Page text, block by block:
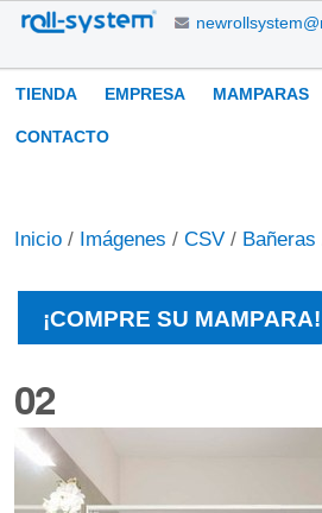
Cambiar
contenido.
Saltar
Navegación
TIENDA EMPRESA MAMPARAS
CONTACTO
Inicio / Imágenes / CSV / Bañeras
¡COMPRE SU MAMPARA!
02